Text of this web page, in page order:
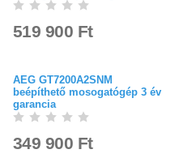
519 900 Ft
AEG GT7200A2SNM
beépíthető mosogatógép 3 év
garancia
349 900 Ft